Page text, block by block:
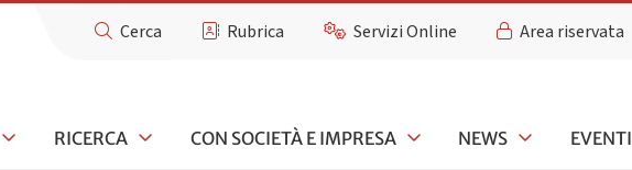
Cerca Rubrica Servizi Online Area riservata
RICERCA CON SOCIETÀ E IMPRESA NEWS EVENTI